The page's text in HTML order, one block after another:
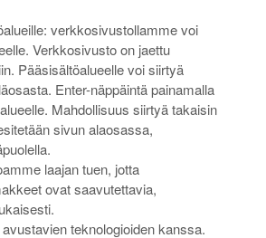
verkkosivustollamme voi
Verkkosivusto on jaettu
Pääsisältöalueelle voi siirtyä
Enter-näppäintä painamalla
Mahdollisuus siirtyä takaisin
sivun alaosassa,
laajan tuen, jotta
ovat saavutettavia,
teknologioiden kanssa.